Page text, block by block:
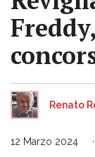
Renato
12 Marzo 2024